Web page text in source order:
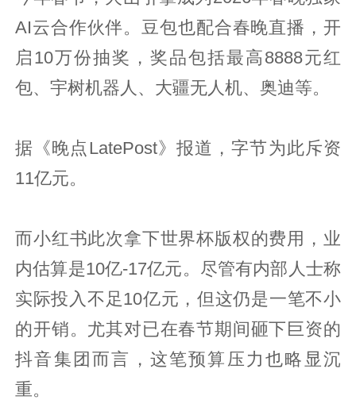
AI云合作伙伴。豆包也配合春晚直播，开
启10万份抽奖，奖品包括最高8888元红
包、宇树机器人、大疆无人机、奥迪等。
据《晚点LatePost》报道，字节为此斥资
11亿元。
而小红书此次拿下世界杯版权的费用，业
内估算是10亿-17亿元。尽管有内部人士称
实际投入不足10亿元，但这仍是一笔不小
的开销。尤其对已在春节期间砸下巨资的
抖音集团而言，这笔预算压力也略显沉
重。